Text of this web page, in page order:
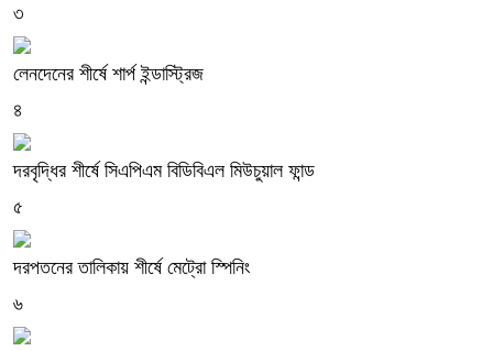
৩
লেনদেনের শীর্ষে শার্প ইন্ডাস্ট্রিজ
৪
দরবৃদ্ধির শীর্ষে সিএপিএম বিডিবিএল মিউচুয়াল ফান্ড
৫
দরপতনের তালিকায় শীর্ষে মেট্রো স্পিনিং
৬